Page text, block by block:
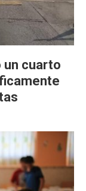
un cuarto